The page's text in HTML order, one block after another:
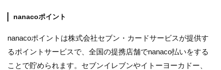
nanacoポイント
nanacoポイントは株式会社セブン・カードサービスが提供す
るポイントサービスで、全国の提携店舗でnanaco払いをする
ことで貯められます。セブンイレブンやイトーヨーカドー、